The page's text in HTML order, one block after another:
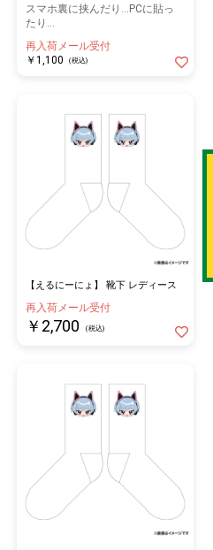
スマホ裏に挟んだり…PCに貼っ
たり…
再入荷メール受付
￥1,100
(税込)
【えるにーにょ】 靴下 レディース
再入荷メール受付
￥2,700 (税込)